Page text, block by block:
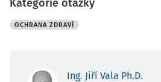
Kategorie otázky
OCHRANA ZDRAVÍ
Ing. Jiří Vala Ph.D.